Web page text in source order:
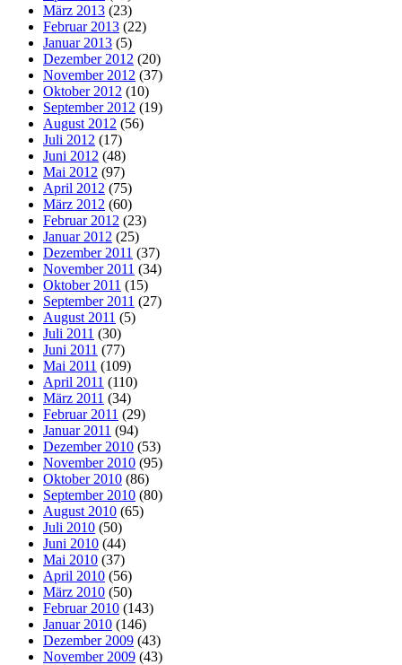
März 2013 (23)
Februar 2013 (22)
Januar 2013 (5)
Dezember 2012 (20)
November 2012 (37)
Oktober 2012 (10)
September 2012 (19)
August 2012 (56)
Juli 2012 (17)
Juni 2012 (48)
Mai 2012 (97)
April 2012 (75)
März 2012 (60)
Februar 2012 (23)
Januar 2012 (25)
Dezember 2011 (37)
November 2011 (34)
Oktober 2011 (15)
September 2011 (27)
August 2011 (5)
Juli 2011 (30)
Juni 2011 (77)
Mai 2011 (109)
April 2011 (110)
März 2011 (34)
Februar 2011 (29)
Januar 2011 (94)
Dezember 2010 (53)
November 2010 (95)
Oktober 2010 (86)
September 2010 (80)
August 2010 (65)
Juli 2010 (50)
Juni 2010 (44)
Mai 2010 (37)
April 2010 (56)
März 2010 (50)
Februar 2010 (143)
Januar 2010 (146)
Dezember 2009 (43)
November 2009 (43)